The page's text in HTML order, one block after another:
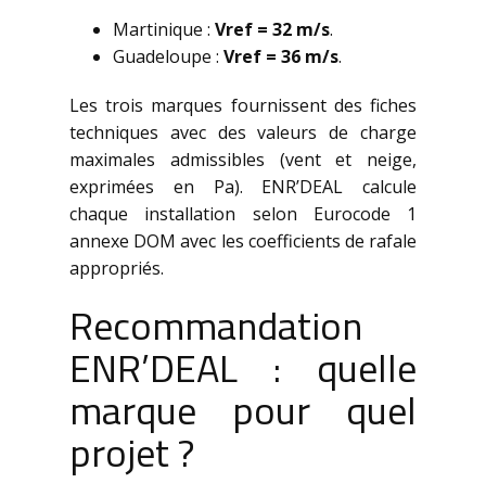
Martinique : Vref = 32 m/s.
Guadeloupe : Vref = 36 m/s.
Les trois marques fournissent des fiches
techniques avec des valeurs de charge
maximales admissibles (vent et neige,
exprimées en Pa). ENR’DEAL calcule
chaque installation selon Eurocode 1
annexe DOM avec les coefficients de rafale
appropriés.
Recommandation
ENR’DEAL : quelle
marque pour quel
projet ?